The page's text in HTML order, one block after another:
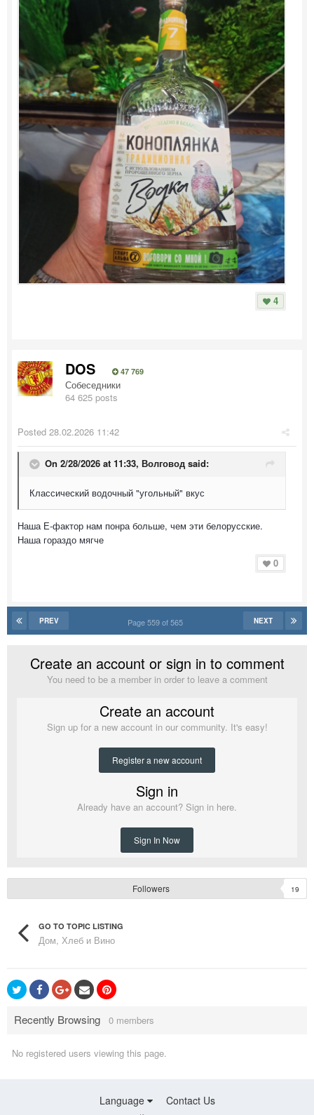
4
DOS 47 769
Собеседники
64 625 posts
Posted 28.02.2026 11:42
On 2/28/2026 at 11:33, Волговод said:
Классический водочный "угольный" вкус
Наша Е-фактор нам понра больше, чем эти белорусские.
Наша гораздо мягче
0
PREV NEXT
Page 559 of 565
Create an account or sign in to comment
You need to be a member in order to leave a comment
Create an account
Sign up for a new account in our community. It's easy!
Register a new account
Sign in
Already have an account? Sign in here.
Sign In Now
Followers 19
GO TO TOPIC LISTING
Дом, Хлеб и Вино
Recently Browsing 0 members
No registered users viewing this page.
Language Contact Us